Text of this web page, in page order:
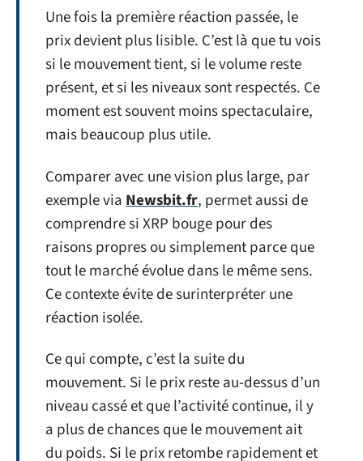
Une fois la première réaction passée, le
prix devient plus lisible. C’est là que tu vois
si le mouvement tient, si le volume reste
présent, et si les niveaux sont respectés. Ce
moment est souvent moins spectaculaire,
mais beaucoup plus utile.
Comparer avec une vision plus large, par
exemple viaNewsbit.fr, permet aussi de
comprendre si XRP bouge pour des
raisons propres ou simplement parce que
tout le marché évolue dans le même sens.
Ce contexte évite de surinterpréter une
réaction isolée.
Ce qui compte, c’est la suite du
mouvement. Si le prix reste au-dessus d’un
niveau cassé et que l’activité continue, il y
a plus de chances que le mouvement ait
du poids. Si le prix retombe rapidement et